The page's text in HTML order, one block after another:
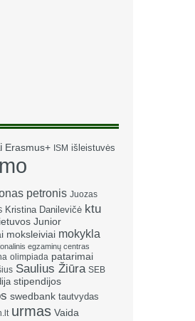
Erasmus+ ISM išleistuvės
petronis Juozas
Kristina Danilevičė ktu
Junior
moksleiviai mokykla
egzaminų centras
olimpiada patarimai
Saulius Žiūra SEB
stipendijos
swedbank tautvydas
urmas Vaida